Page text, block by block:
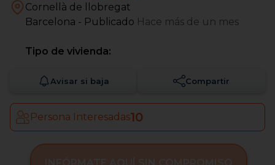
Cornellà de llobregat
Barcelona - Publicado Hace más de un mes
Tipo de vivienda:
Avisar si baja Compartir
Persona Interesadas10